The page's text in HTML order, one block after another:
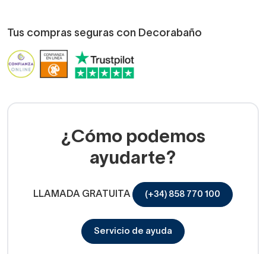
Tus compras seguras con Decorabaño
¿Cómo podemos
ayudarte?
LLAMADA GRATUITA (+34) 858 770 100
Servicio de ayuda